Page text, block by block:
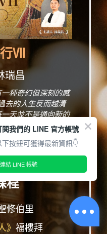
Ⅶ
瑞昌
一種奇幻但深刻的感
去的人生反而越清
天並不是通向新的
每一天是回鄉的路
...」
程
修伯里
》 福樓拜
閱我們的 LINE 官方帳號
按鈕可獲得最新資訊👇
連結 LINE 帳號